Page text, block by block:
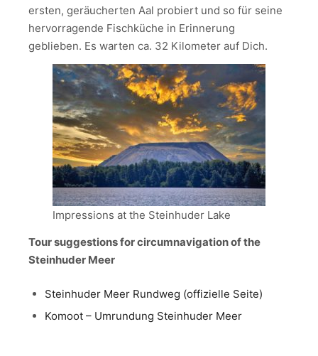
ersten, geräucherten Aal probiert und so für seine
hervorragende Fischküche in Erinnerung
geblieben. Es warten ca. 32 Kilometer auf Dich.
Impressions at the Steinhuder Lake
Tour suggestions for circumnavigation of the
Steinhuder Meer
Steinhuder Meer Rundweg (offizielle Seite)
Komoot – Umrundung Steinhuder Meer